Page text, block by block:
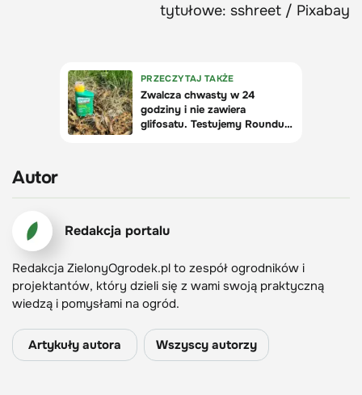
tytułowe: sshreet / Pixabay
Autor
Redakcja portalu
Redakcja ZielonyOgrodek.pl to zespół ogrodników i
projektantów, który dzieli się z wami swoją praktyczną
wiedzą i pomysłami na ogród.
Artykuły autora Wszyscy autorzy